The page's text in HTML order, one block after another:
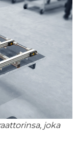
joka